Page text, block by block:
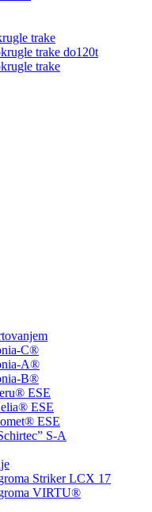
trake
trake do120t
trake
C®
A®
B®
ESE
ESE
ESE
S-A
Striker LCX 17
VIRTU®